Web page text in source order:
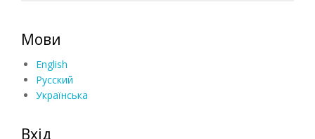
Мови
English
Русский
Українська
Вхід